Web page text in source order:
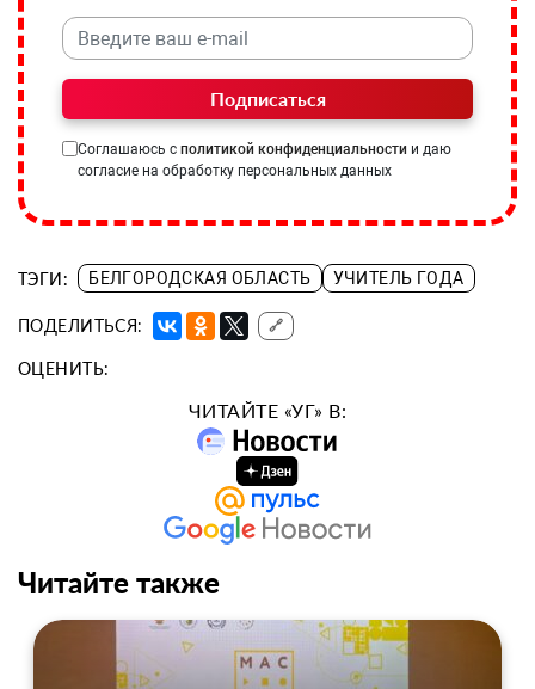
Подписаться
Соглашаюсь с политикой конфиденциальности и даю
согласие на обработку персональных данных
ТЭГИ: БЕЛГОРОДСКАЯ ОБЛАСТЬ УЧИТЕЛЬ ГОДА
ПОДЕЛИТЬСЯ: 🔗
ОЦЕНИТЬ:
ЧИТАЙТЕ «УГ» В:
Читайте также